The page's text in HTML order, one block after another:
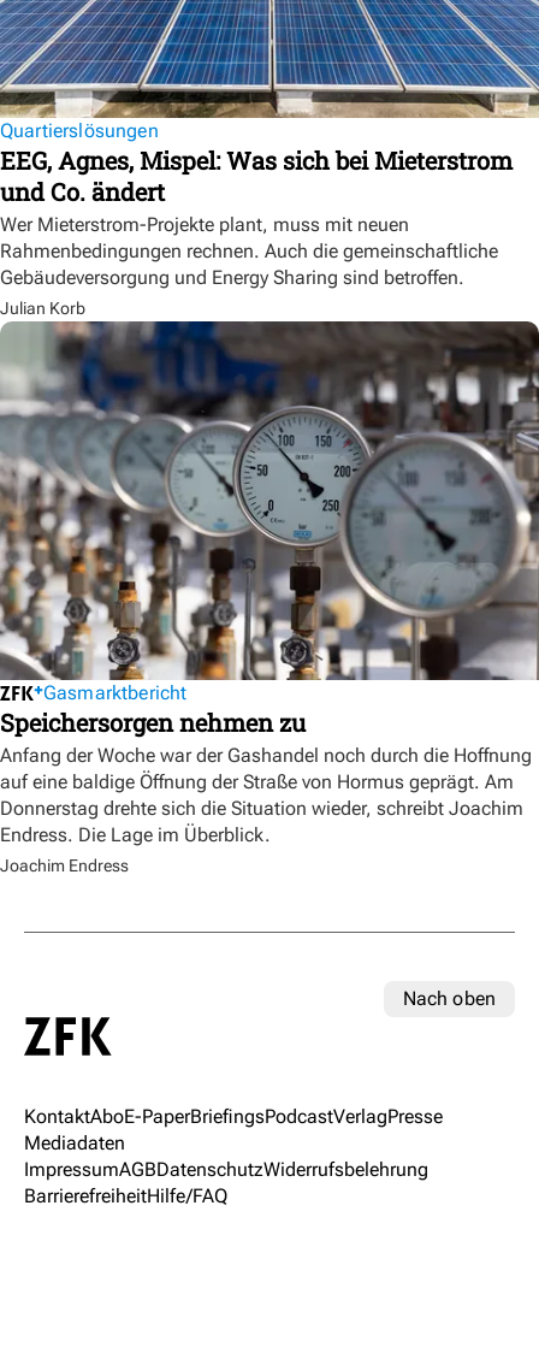
Quartierslösungen
EEG, Agnes, Mispel: Was sich bei Mieterstrom
und Co. ändert
Wer Mieterstrom-Projekte plant, muss mit neuen
Rahmenbedingungen rechnen. Auch die gemeinschaftliche
Gebäudeversorgung und Energy Sharing sind betroffen.
Julian Korb
Gasmarktbericht
Speichersorgen nehmen zu
Anfang der Woche war der Gashandel noch durch die Hoffnung
auf eine baldige Öffnung der Straße von Hormus geprägt. Am
Donnerstag drehte sich die Situation wieder, schreibt Joachim
Endress. Die Lage im Überblick.
Joachim Endress
Nach oben
KontaktAboE-PaperBriefingsPodcastVerlagPresse
Mediadaten
ImpressumAGBDatenschutzWiderrufsbelehrung
BarrierefreiheitHilfe/FAQ